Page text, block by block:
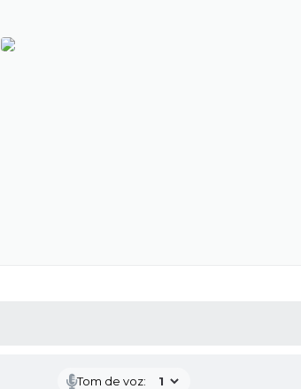
Tom de voz: